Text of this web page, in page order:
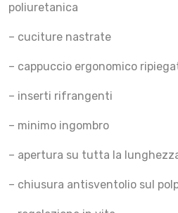
poliuretanica
– cuciture nastrate
– cappuccio ergonomico
– inserti rifrangenti
– minimo ingombro
– apertura su tutta la
– chiusura antisventolio sul